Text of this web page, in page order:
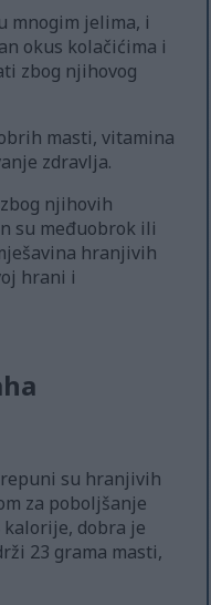
mnogim jelima, i
okus kolačićima i
zbog njihovog
masti, vitamina
zdravlja.
njihovih
su međuobrok ili
hranjivih
hrani i
su hranjivih
za poboljšanje
kalorije, dobra je
23 grama masti,